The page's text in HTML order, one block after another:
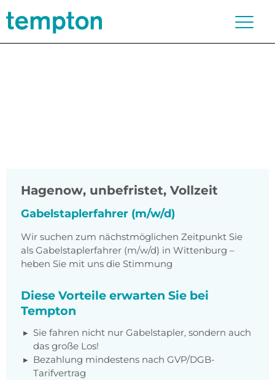
Hagenow, unbefristet, Vollzeit
Gabelstaplerfahrer (m/w/d)
Wir suchen zum nächstmöglichen Zeitpunkt Sie
als Gabelstaplerfahrer (m/w/d) in Wittenburg –
heben Sie mit uns die Stimmung
Diese Vorteile erwarten Sie bei
Tempton
Sie fahren nicht nur Gabelstapler, sondern auch
das große Los!
Bezahlung mindestens nach GVP/DGB-
Tarifvertrag